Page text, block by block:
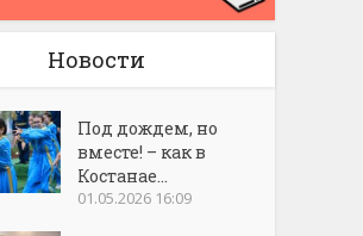
Новости
Под дождем, но
вместе! – как в
Костанае...
01.05.2026 16:09